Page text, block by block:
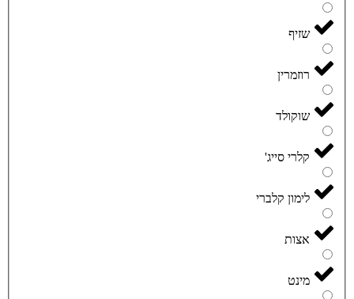
שזיף
רוזמרין
שוקולד
קלרי סייג'
לימון קלברי
אצות
מינט